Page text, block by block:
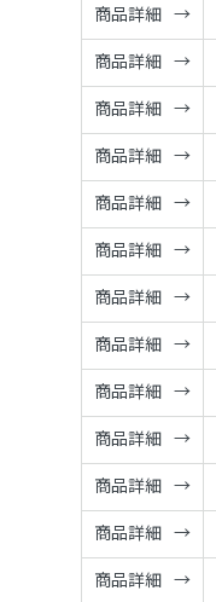
商品詳細
商品詳細
商品詳細
商品詳細
商品詳細
商品詳細
商品詳細
商品詳細
商品詳細
商品詳細
商品詳細
商品詳細
商品詳細